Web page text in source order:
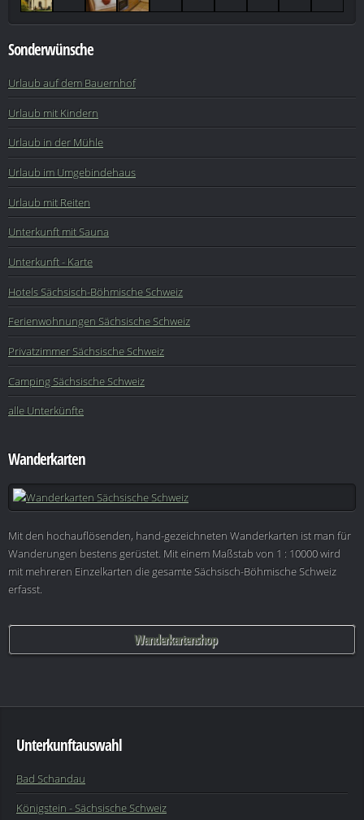
Sonderwünsche
Urlaub auf dem Bauernhof
Urlaub mit Kindern
Urlaub in der Mühle
Urlaub im Umgebindehaus
Urlaub mit Reiten
Unterkunft mit Sauna
Unterkunft - Karte
Hotels Sächsisch-Böhmische Schweiz
Ferienwohnungen Sächsische Schweiz
Privatzimmer Sächsische Schweiz
Camping Sächsische Schweiz
alle Unterkünfte
Wanderkarten
Mit den hochauflösenden, hand-gezeichneten Wanderkarten ist man für
Wanderungen bestens gerüstet. Mit einem Maßstab von 1 : 10000 wird
mit mehreren Einzelkarten die gesamte Sächsisch-Böhmische Schweiz
erfasst.
Wanderkartenshop
Unterkunftauswahl
Bad Schandau
Königstein - Sächsische Schweiz